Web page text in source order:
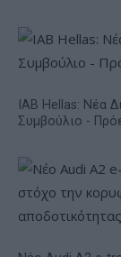
IAB Hellas: Νέα
Συμβούλιο -